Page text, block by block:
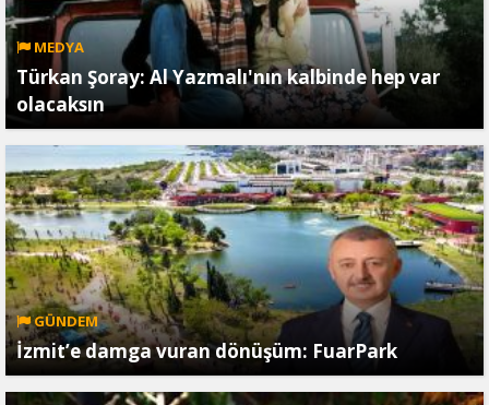
MEDYA
Türkan Şoray: Al Yazmalı'nın kalbinde hep var
olacaksın
GÜNDEM
İzmit’e damga vuran dönüşüm: FuarPark